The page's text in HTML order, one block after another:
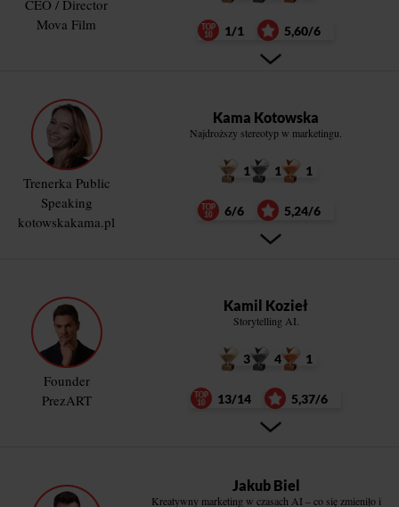
CEO / Director
Mova Film
1/1 5,60/6
Trenerka Public
Speaking
kotowskakama.pl
Kama Kotowska
Najdroższy stereotyp w marketingu.
1 1 1
6/6 5,24/6
Founder
PrezART
Kamil Kozieł
Storytelling AI.
3 4 1
13/14 5,37/6
Jakub Biel
Kreatywny marketing w czasach AI – co się zmieniło i